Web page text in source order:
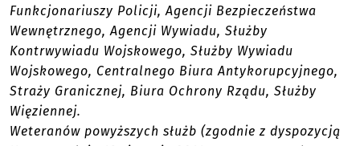
Funkcjonariuszy Policji, Agencji Bezpieczeństwa
Wewnętrznego, Agencji Wywiadu, Służby
Kontrwywiadu Wojskowego, Służby Wywiadu
Wojskowego, Centralnego Biura Antykorupcyjnego,
Straży Granicznej, Biura Ochrony Rządu, Służby
Więziennej.
Weteranów powyższych służb (zgodnie z dyspozycją